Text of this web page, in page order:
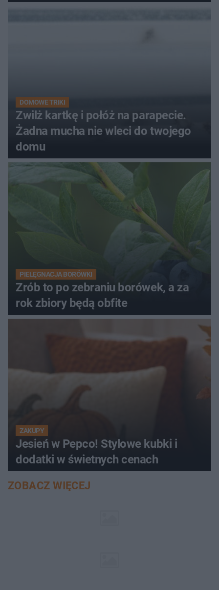
DOMOWE TRIKI
Zwilż kartkę i połóż na parapecie.
Żadna mucha nie wleci do twojego
domu
PIELĘGNACJA BORÓWKI
Zrób to po zebraniu borówek, a za
rok zbiory będą obfite
ZAKUPY
Jesień w Pepco! Stylowe kubki i
dodatki w świetnych cenach
ZOBACZ WIĘCEJ